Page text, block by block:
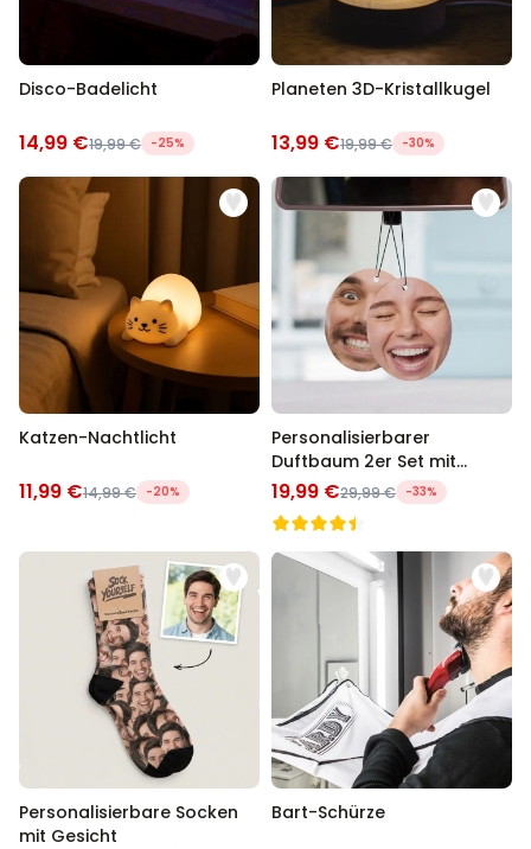
Disco-Badelicht
14,99 €19,99 € -25%
Planeten 3D-Kristallkugel
13,99 €19,99 € -30%
Katzen-Nachtlicht
11,99 €14,99 € -20%
Personalisierbarer
Duftbaum 2er Set mit
Gesicht
19,99 €29,99 € -33%
Personalisierbare Socken
mit Gesicht
Bart-Schürze